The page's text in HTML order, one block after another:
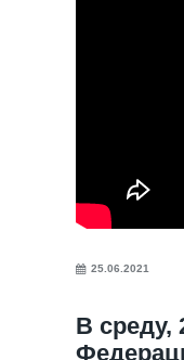
25.06.2021
В среду,